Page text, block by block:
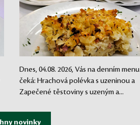
Dnes, 04.08. 2026, Vás na denním menu
čeká: Hrachová polévka s uzeninou a
Zapečené těstoviny s uzeným a...